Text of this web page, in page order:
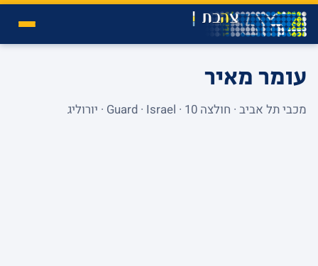
עומר מאיר
מכבי תל אביב · חולצה 10 · Guard · Israel · יורוליג